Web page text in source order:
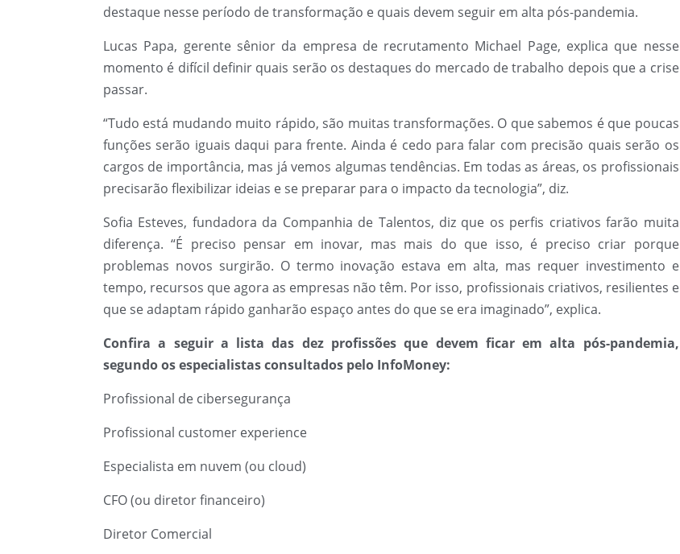
destaque nesse período de transformação e quais devem seguir em alta pós-pandemia.
Lucas Papa, gerente sênior da empresa de recrutamento Michael Page, explica que nesse
momento é difícil definir quais serão os destaques do mercado de trabalho depois que a crise
passar.
“Tudo está mudando muito rápido, são muitas transformações. O que sabemos é que poucas
funções serão iguais daqui para frente. Ainda é cedo para falar com precisão quais serão os
cargos de importância, mas já vemos algumas tendências. Em todas as áreas, os profissionais
precisarão flexibilizar ideias e se preparar para o impacto da tecnologia”, diz.
Sofia Esteves, fundadora da Companhia de Talentos, diz que os perfis criativos farão muita
diferença. “É preciso pensar em inovar, mas mais do que isso, é preciso criar porque
problemas novos surgirão. O termo inovação estava em alta, mas requer investimento e
tempo, recursos que agora as empresas não têm. Por isso, profissionais criativos, resilientes e
que se adaptam rápido ganharão espaço antes do que se era imaginado”, explica.
Confira a seguir a lista das dez profissões que devem ficar em alta pós-pandemia,
segundo os especialistas consultados pelo InfoMoney:
Profissional de cibersegurança
Profissional customer experience
Especialista em nuvem (ou cloud)
CFO (ou diretor financeiro)
Diretor Comercial